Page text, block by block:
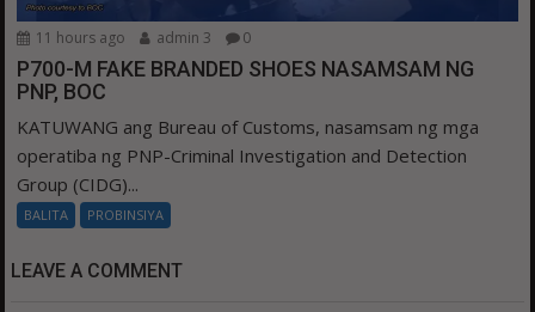
11 hours ago admin 3 0
P700-M FAKE BRANDED SHOES NASAMSAM NG
PNP, BOC
KATUWANG ang Bureau of Customs, nasamsam ng mga
operatiba ng PNP-Criminal Investigation and Detection
Group (CIDG)...
BALITA PROBINSIYA
LEAVE A COMMENT